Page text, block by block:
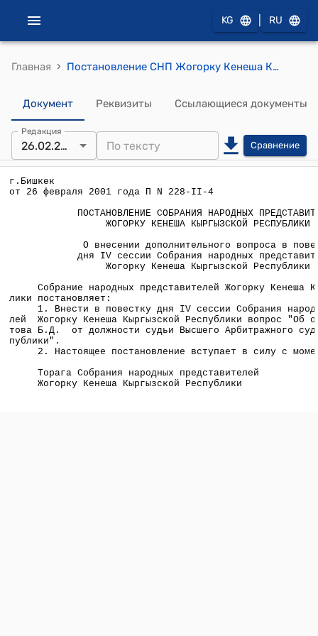
KG RU
Главная › Постановление СНП Жогорку Кенеша КР от 26 февраля 2001 года П N228-II-4 "О внесении дополнительного вопроса в повестку дня IV сессии Собрания народных представителей Жогорку Кенеша Кыргызской Республики"
Документ Реквизиты Ссылающиеся документы
Редакция
26.02.2001 Сравнение